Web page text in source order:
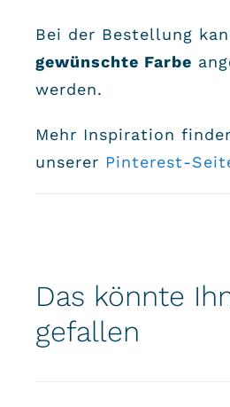
Bei der Bestellung
gewünschte Farbe
werden.
Mehr Inspiration
unserer Pinterest-
Das könnte
gefallen